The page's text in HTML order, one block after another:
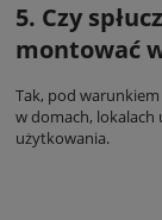
5. Czy
montować
Tak, pod
w domach, lokalach
użytkowania.